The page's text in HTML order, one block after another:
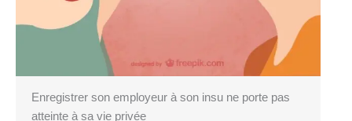
Enregistrer son employeur à son insu ne porte pas
atteinte à sa vie privée